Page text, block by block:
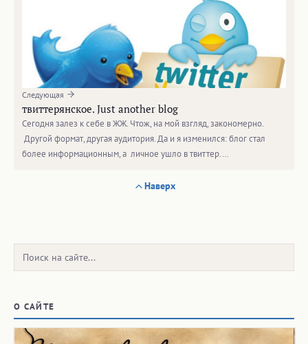
Следующая
твиттерянское. Just another blog
Сегодня залез к себе в ЖЖ. Чтож, на мой взгляд, закономерно.
Другой формат, другая аудитория. Да и я изменился: блог стал
более информационным, а личное ушло в твиттер.…
Наверх
Поиск:
О САЙТЕ